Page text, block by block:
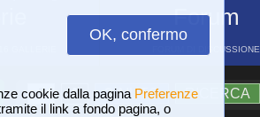
OK, confermo
cookie dalla pagina Preferenze
il link a fondo pagina, o
Forum
FORUM DI DISCUSSIONE
A A ?AIUTO RICERCA